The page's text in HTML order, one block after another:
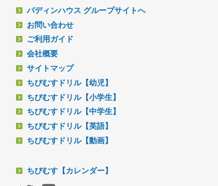
パディンハウス グループサイトへ
お問い合わせ
ご利用ガイド
会社概要
サイトマップ
ちびむすドリル【幼児】
ちびむすドリル【小学生】
ちびむすドリル【中学生】
ちびむすドリル【英語】
ちびむすドリル【動画】
ちびむす【カレンダー】